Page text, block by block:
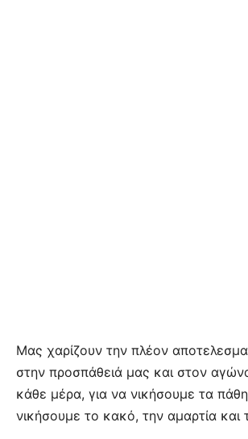
Μας χαρίζουν την πλέον
στην προσπάθειά μας και στον
κάθε μέρα, για να νικήσουμε τα
νικήσουμε το κακό, την αμαρτία και